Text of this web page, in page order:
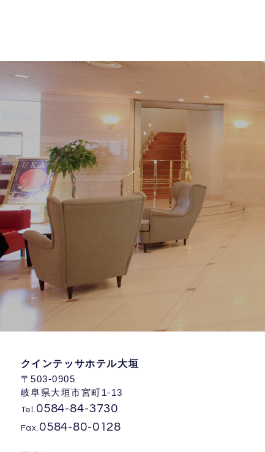
クインテッサホテル大垣
〒503-0905
岐阜県大垣市宮町1-13
Tel. 0584-84-3730
Fax. 0584-80-0128